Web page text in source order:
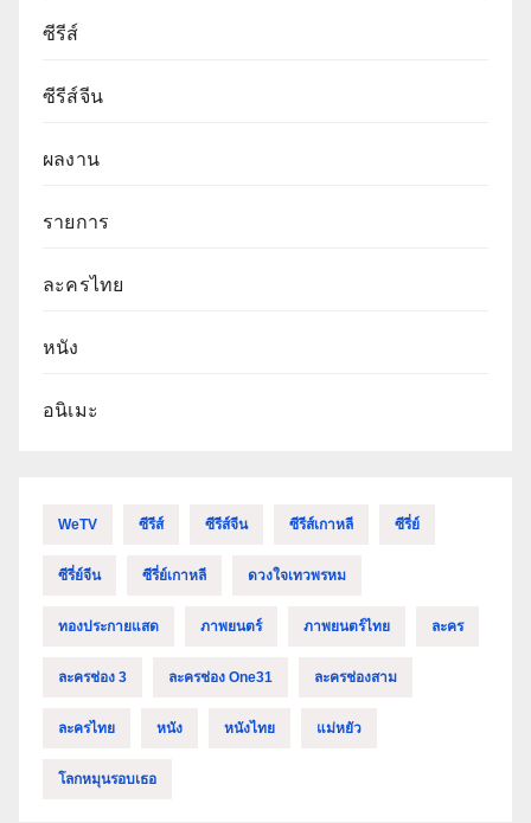
ซีรีส์
ซีรีส์จีน
ผลงาน
รายการ
ละครไทย
หนัง
อนิเมะ
WeTV ซีรีส์ ซีรีส์จีน ซีรีส์เกาหลี ซีรี่ย์
ซีรี่ย์จีน ซีรี่ย์เกาหลี ดวงใจเทวพรหม
ทองประกายแสด ภาพยนตร์ ภาพยนตร์ไทย ละคร
ละครช่อง 3 ละครช่อง One31 ละครช่องสาม
ละครไทย หนัง หนังไทย แม่หยัว
โลกหมุนรอบเธอ